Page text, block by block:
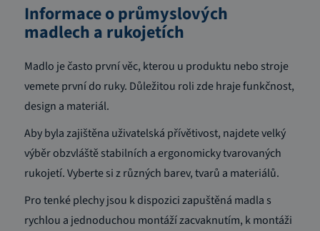
Informace o průmyslových
madlech a rukojetích
Madlo je často první věc, kterou u produktu nebo stroje
vemete první do ruky. Důležitou roli zde hraje funkčnost,
design a materiál.
Aby byla zajištěna uživatelská přívětivost, najdete velký
výběr obzvláště stabilních a ergonomicky tvarovaných
rukojetí. Vyberte si z různých barev, tvarů a materiálů.
Pro tenké plechy jsou k dispozici zapuštěná madla s
rychlou a jednoduchou montáží zacvaknutím, k montáži